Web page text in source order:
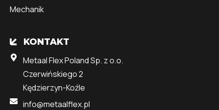
Mechanik
KONTAKT
Metaal Flex Poland Sp. z o.o.
Czerwińskiego 2
Kędzierzyn-Koźle
info@metaalflex.pl